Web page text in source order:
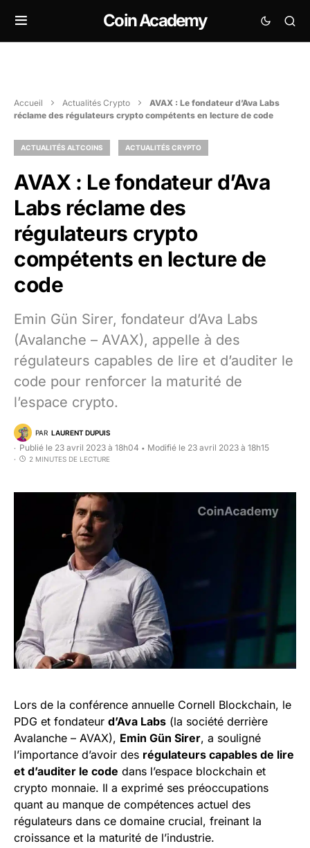
Coin Academy
Accueil Actualités Crypto
AVAX : Le fondateur d’Ava Labs
réclame des régulateurs crypto compétents en lecture de code
ACTUALITÉS ALTCOINS ACTUALITÉS CRYPTO
AVAX : Le fondateur d’Ava
Labs réclame des
régulateurs crypto
compétents en lecture de
code
Emin Gün Sirer, fondateur d’Ava Labs
(Avalanche – AVAX), appelle à des
régulateurs capables de lire et d’auditer le
code pour renforcer la maturité de
l’espace crypto.
PAR LAURENT DUPUIS
Publié le 23 avril 2023 à 18h04 • Modifié le 23 avril 2023 à 18h15
2 MINUTES DE LECTURE
Lors de la conférence annuelle Cornell Blockchain, le
PDG et fondateur d’Ava Labs (la société derrière
Avalanche – AVAX), Emin Gün Sirer, a souligné
l’importance d’avoir des régulateurs capables de lire
et d’auditer le code dans l’espace blockchain et
crypto monnaie. Il a exprimé ses préoccupations
quant au manque de compétences actuel des
régulateurs dans ce domaine crucial, freinant la
croissance et la maturité de l’industrie.